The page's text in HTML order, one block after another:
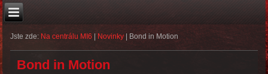
Jste zde: Na centrálu MI6 Novinky Bond in Motion
Bond in Motion